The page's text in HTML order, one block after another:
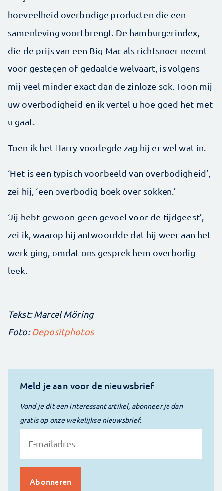
hoeveelheid overbodige producten die een
samenleving voortbrengt. De hamburgerindex,
die de prijs van een Big Mac als richtsnoer neemt
voor gestegen of gedaalde welvaart, is volgens
mij veel minder exact dan de zinloze sok. Toon mij
uw overbodigheid en ik vertel u hoe goed het met
u gaat.
Toen ik het Harry voorlegde zag hij er wel wat in.
‘Het is een typisch voorbeeld van overbodigheid’,
zei hij, ‘een overbodig boek over sokken.’
‘Jij hebt gewoon geen gevoel voor de tijdgeest’,
zei ik, waarop hij antwoordde dat hij weer aan het
werk ging, omdat ons gesprek hem overbodig
leek.
Tekst: Marcel Möring
Foto:Depositphotos
Meld je aan voor de nieuwsbrief
Vond je dit een interessant artikel, abonneer je dan
gratis op onze wekelijkse nieuwsbrief.